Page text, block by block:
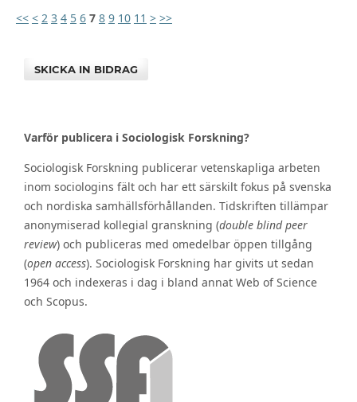
<< < 2 3 4 5 6 7 8 9 10 11 > >>
SKICKA IN BIDRAG
Varför publicera i Sociologisk Forskning?
Sociologisk Forskning publicerar vetenskapliga arbeten
inom sociologins fält och har ett särskilt fokus på svenska
och nordiska samhällsförhållanden. Tidskriften tillämpar
anonymiserad kollegial granskning (double blind peer
review) och publiceras med omedelbar öppen tillgång
(open access). Sociologisk Forskning har givits ut sedan
1964 och indexeras i dag i bland annat Web of Science
och Scopus.